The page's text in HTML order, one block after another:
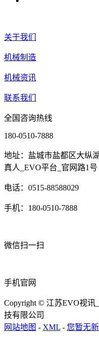
关于我们
机械制造
机械资讯
联系我们
全国咨询热线
180-0510-7888
地址：盐城市盐都区大纵
真人_EVO平台_官网路1号
电话：0515-88588029
手机：180-0510-7888
微信扫一扫
手机官网
Copyright © 江苏EVO视
技有限公司
网站地图 - XML - 您暂无